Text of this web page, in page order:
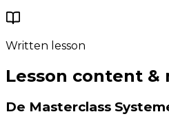
Written lesson
Lesson content &
De Masterclass